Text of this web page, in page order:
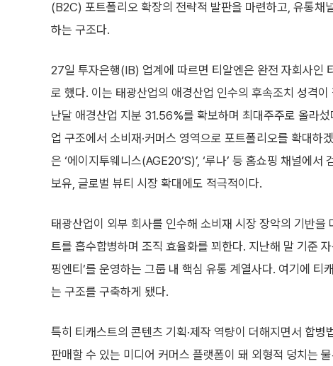
(B2C) 포트폴리오 확장의 전략적 발판을 마련하고, 유통채
하는 구조다.
27일 투자은행(IB) 업계에 따르면 티알엔은 완전 자회사인
로 했다. 이는 태광산업의 애경산업 인수의 후속조치 성격이
난달 애경산업 지분 31.56%를 확보하며 최대주주로 올라
업 구조에서 소비재·커머스 영역으로 포트폴리오를 확대하
은 ‘에이지투웨니스(AGE20’S)’, ‘루나’ 등 홈쇼핑 채널에서
보유, 글로벌 뷰티 시장 확대에도 적극적이다.
태광산업이 외부 회사를 인수해 소비재 시장 장악의 기반
트를 흡수합병하며 조직 효율화를 꾀한다. 지난해 말 기준
핑엔티’를 운영하는 그룹 내 핵심 유통 계열사다. 여기에
는 구조를 구축하게 됐다.
특히 티캐스트의 콘텐츠 기획·제작 역량이 더해지면서 합
판매할 수 있는 미디어 커머스 플랫폼이 돼 외형적 덩치는